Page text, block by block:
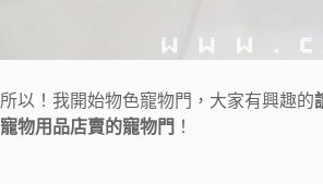
所以！我開始物色寵物門，大家有興趣的
寵物用品店賣的寵物門 ！